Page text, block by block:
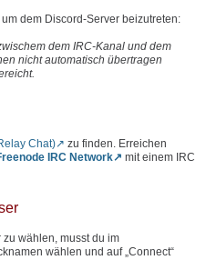
dem Discord-Server beizutreten:
dem IRC-Kanal und dem
nicht automatisch übertragen
Chat)
zu finden. Erreichen
IRC Network
mit einem IRC
wählen, musst du im
wählen und auf „Connect“